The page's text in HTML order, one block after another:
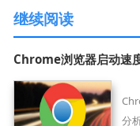
继续阅读
Chrome浏览器启动速
分